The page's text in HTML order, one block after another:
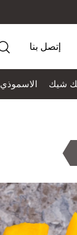
إتصل بنا
شيك الاسموذي